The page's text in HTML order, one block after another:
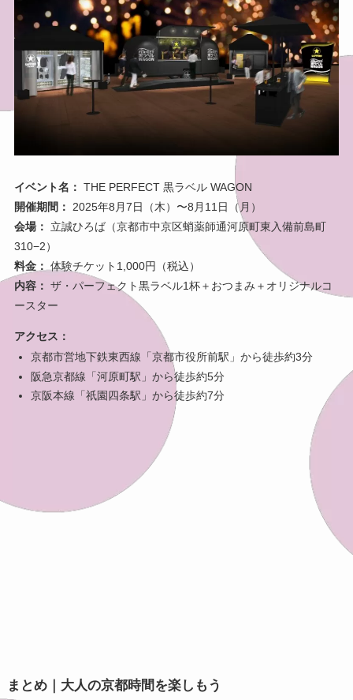
イベント名： THE PERFECT 黒ラベル WAGON
開催期間：
2025年8月7日（木）〜8月11日（月）
会場：
立誠ひろば（京都市中京区蛸薬師通河原町東入備前島町
310−2）
料金： 体験チケット1,000円（税込）
内容： ザ・パーフェクト黒ラベル1杯＋おつまみ＋オリジナルコ
ースター
アクセス：
京都市営地下鉄東西線「京都市役所前駅」から徒歩約3分
阪急京都線「河原町駅」から徒歩約5分
京阪本線「祇園四条駅」から徒歩約7分
まとめ｜大人の京都時間を楽しもう